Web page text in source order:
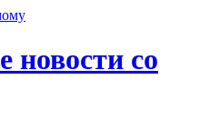
новости со